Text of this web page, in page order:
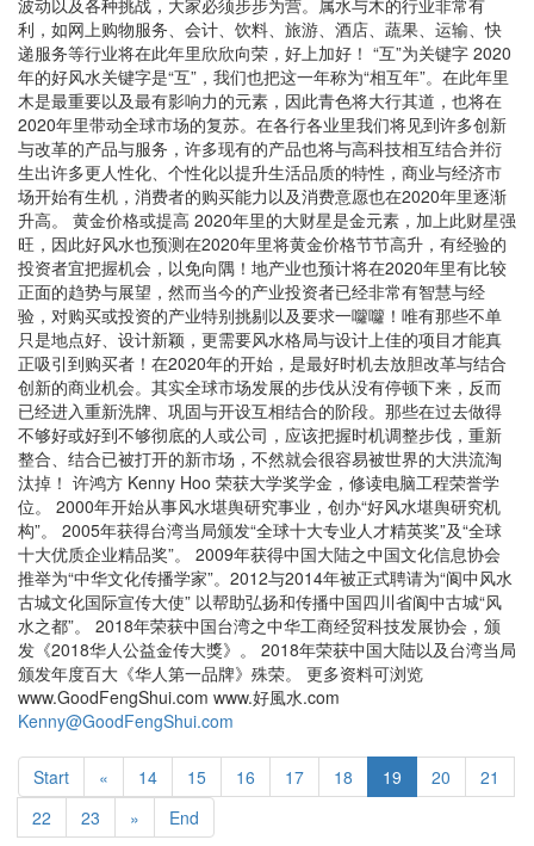
利，如网上购物服务、会计、饮料、旅游、酒店、蔬果、运输、快
递服务等行业将在此年里欣欣向荣，好上加好！ “互”为关键字 2020
年的好风水关键字是“互”，我们也把这一年称为“相互年”。在此年里
木是最重要以及最有影响力的元素，因此青色将大行其道，也将在
2020年里带动全球市场的复苏。在各行各业里我们将见到许多创新
与改革的产品与服务，许多现有的产品也将与高科技相互结合并衍
生出许多更人性化、个性化以提升生活品质的特性，商业与经济市
场开始有生机，消费者的购买能力以及消费意愿也在2020年里逐渐
升高。 黄金价格或提高 2020年里的大财星是金元素，加上此财星强
旺，因此好风水也预测在2020年里将黄金价格节节高升，有经验的
投资者宜把握机会，以免向隅！地产业也预计将在2020年里有比较
正面的趋势与展望，然而当今的产业投资者已经非常有智慧与经
验，对购买或投资的产业特别挑剔以及要求一囖囖！唯有那些不单
只是地点好、设计新颖，更需要风水格局与设计上佳的项目才能真
正吸引到购买者！在2020年的开始，是最好时机去放胆改革与结合
创新的商业机会。其实全球市场发展的步伐从没有停顿下来，反而
已经进入重新洗牌、巩固与开设互相结合的阶段。那些在过去做得
不够好或好到不够彻底的人或公司，应该把握时机调整步伐，重新
整合、结合已被打开的新市场，不然就会很容易被世界的大洪流淘
汰掉！ 许鸿方 Kenny Hoo 荣获大学奖学金，修读电脑工程荣誉学
位。 2000年开始从事风水堪舆研究事业，创办“好风水堪舆研究机
构”。 2005年获得台湾当局颁发“全球十大专业人才精英奖”及“全球
十大优质企业精品奖”。 2009年获得中国大陆之中国文化信息协会
推举为“中华文化传播学家”。2012与2014年被正式聘请为“阆中风水
古城文化国际宣传大使” 以帮助弘扬和传播中国四川省阆中古城“风
水之都”。 2018年荣获中国台湾之中华工商经贸科技发展协会，颁
发《2018华人公益金传大獎》。 2018年荣获中国大陆以及台湾当局
颁发年度百大《华人第一品牌》殊荣。 更多资料可浏览
www.GoodFengShui.com www.好風水.com
Kenny@GoodFengShui.com
Start « 14 15 16 17 18 19 20
21
22
23 » End